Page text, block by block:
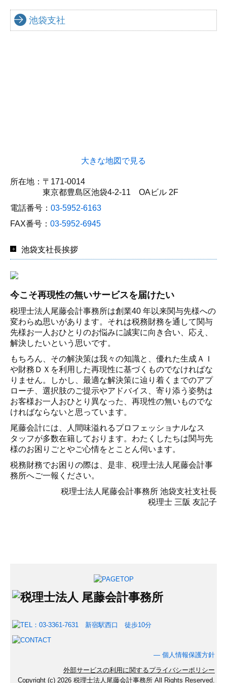
池袋支社
大きな地図で見る
所在地： 〒171-0014
東京都豊島区池袋4-2-11 OAビル 2F
電話番号： 03-5952-6163
FAX番号： 03-5952-6945
池袋支社長挨拶
今こそ再現性の無いサービスを届けたい
税理士法人尾藤会計事務所は創業40 年以来関与先様への
変わらぬ思いがあります。それは税務財務を通して関与
先様お一人おひと りのお悩みに誠実に向き合い、応え、
解決したいという思いです。
もちろん、その解決策は我々の知識と、優れた生成ＡＩ
や財務Ｄ Ｘを利用した再現性に基づくものでなければな
りません。しかし、 最適な解決策に辿り着くまでのアプ
ローチ、選択肢のご提示やアドバイス、寄り添う姿勢は
お客様お一人おひとり異なった、再現性の無いものでな
ければならないと思っています。
尾藤会計には、人間味溢れるプロフェッショナルなス
タッフが多数在籍しております。わたくしたちは関与先
様のお困りごとやご心情をとことん伺います。
税務財務でお困りの際は、是非、税理士法人尾藤会計事
務所へご一報ください。
税理士法人尾藤会計事務所 池袋支社支社長
税理士 三阪 友記子
― 個人情報保護方針
外部サービスの利用に関するプライバシーポリシー
Copyright (c) 2026 税理士法人尾藤会計事務所 All Rights Reserved.